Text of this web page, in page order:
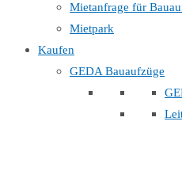
Mietanfrage für
Mietpark
Kaufen
GEDA Bauaufzüge